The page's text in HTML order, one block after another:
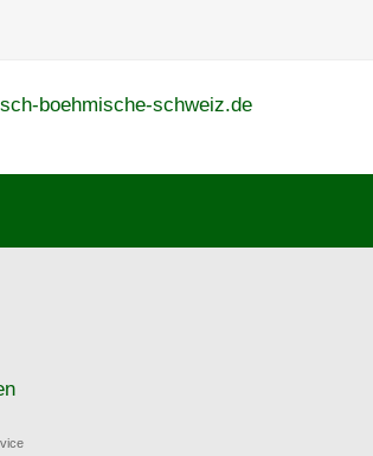
boehmische-schweiz.de